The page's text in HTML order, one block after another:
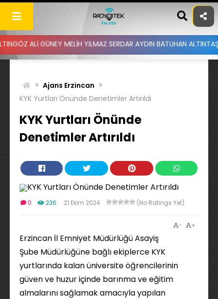
Skip
content
GÜNEY MELİH YILMAZ SERDAR AYDIN BATUHAN ALTINTAŞ
» Ajans Erzincan »
KYK Yurtları Önünde Denetimler Artırıldı
KYK Yurtları Önünde
Denetimler Artırıldı
0 236 21 Ekim 2024 (No Ratings Yet)
+
-
Erzincan İl Emniyet Müdürlüğü Asayiş
Şube Müdürlüğüne bağlı ekiplerce KYK
yurtlarında kalan üniversite öğrencilerinin
güven ve huzur içinde barınma ve eğitim
almalarını sağlamak amacıyla yapılan